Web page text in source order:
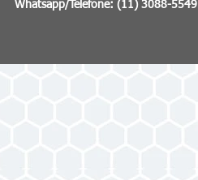
Whatsapp/Telefone: (11) 3088-5549